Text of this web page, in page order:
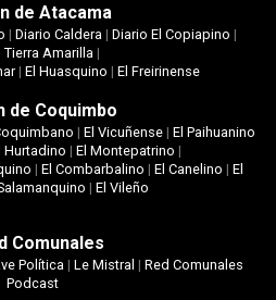
de Atacama
| Diario Caldera | Diario El Copiapino |
Tierra Amarilla |
| El Huasquino | El Freirinense
de Coquimbo
| El Vicuñense| El Paihuanino
Hurtadino | El Montepatrino |
|El Combarbalino |El Canelino |El
| El Vileño
Comunales
Política |Le Mistral |Red Comunales
Podcast